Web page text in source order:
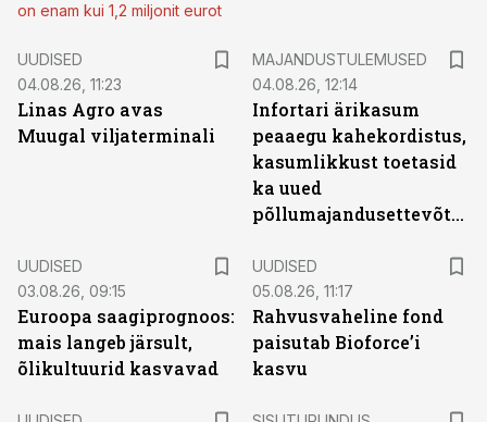
on enam kui 1,2 miljonit eurot
UUDISED
04.08.26, 11:23
Linas Agro avas
Muugal viljaterminali
MAJANDUSTULEMUSED
04.08.26, 12:14
Infortari ärikasum
peaaegu kahekordistus,
kasumlikkust toetasid
ka uued
põllumajandusettevõtted
UUDISED
03.08.26, 09:15
Euroopa saagiprognoos:
mais langeb järsult,
õlikultuurid kasvavad
UUDISED
05.08.26, 11:17
Rahvusvaheline fond
paisutab Bioforce’i
kasvu